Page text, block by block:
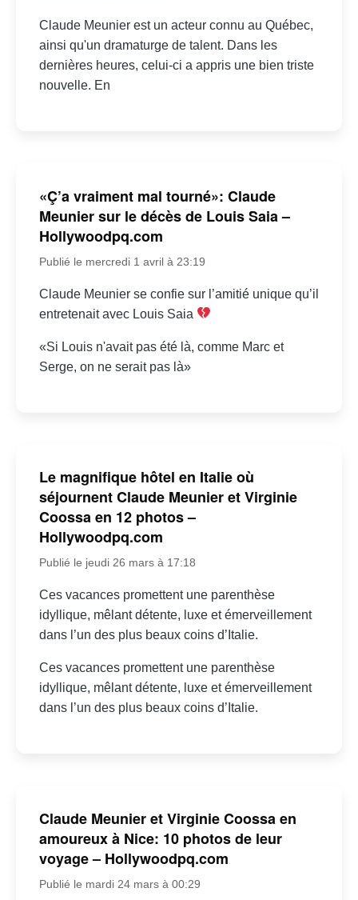
Claude Meunier est un acteur connu au Québec,
ainsi qu'un dramaturge de talent. Dans les
dernières heures, celui-ci a appris une bien triste
nouvelle. En
«Ç’a vraiment mal tourné»: Claude
Meunier sur le décès de Louis Saia –
Hollywoodpq.com
Publié le mercredi 1 avril à 23:19
Claude Meunier se confie sur l’amitié unique qu’il
entretenait avec Louis Saia
«Si Louis n'avait pas été là, comme Marc et
Serge, on ne serait pas là»
Le magnifique hôtel en Italie où
séjournent Claude Meunier et Virginie
Coossa en 12 photos –
Hollywoodpq.com
Publié le jeudi 26 mars à 17:18
Ces vacances promettent une parenthèse
idyllique, mêlant détente, luxe et émerveillement
dans l’un des plus beaux coins d’Italie.
Ces vacances promettent une parenthèse
idyllique, mêlant détente, luxe et émerveillement
dans l’un des plus beaux coins d’Italie.
Claude Meunier et Virginie Coossa en
amoureux à Nice: 10 photos de leur
voyage – Hollywoodpq.com
Publié le mardi 24 mars à 00:29